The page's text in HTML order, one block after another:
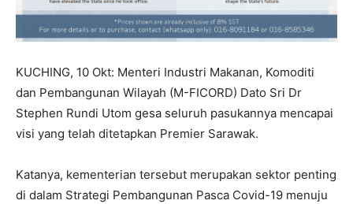
KUCHING, 10 Okt: Menteri Industri Makanan, Komoditi
dan Pembangunan Wilayah (M-FICORD) Dato Sri Dr
Stephen Rundi Utom gesa seluruh pasukannya mencapai
visi yang telah ditetapkan Premier Sarawak.
Katanya, kementerian tersebut merupakan sektor penting
di dalam Strategi Pembangunan Pasca Covid-19 menuju